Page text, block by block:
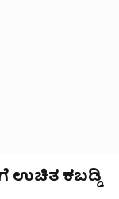
ಉಚಿತ ಕಬಡ್ಡಿ